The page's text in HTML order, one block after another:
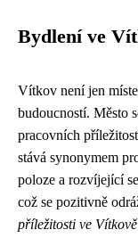
Bydlení ve
Vítkov není jen
budoucností. Město
pracovních
stává synonymem
poloze a rozvíjející
což se pozitivně
příležitosti ve Vítkově